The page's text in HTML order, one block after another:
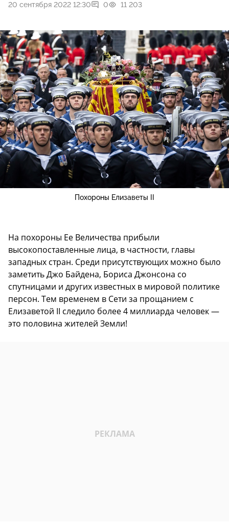
20 сентября 2022 12:30 0 11 203
Похороны Елизаветы II
На похороны Ее Величества прибыли
высокопоставленные лица, в частности, главы
западных стран. Среди присутствующих можно было
заметить Джо Байдена, Бориса Джонсона со
спутницами и других известных в мировой политике
персон. Тем временем в Сети за прощанием с
Елизаветой II следило более 4 миллиарда человек —
это половина жителей Земли!